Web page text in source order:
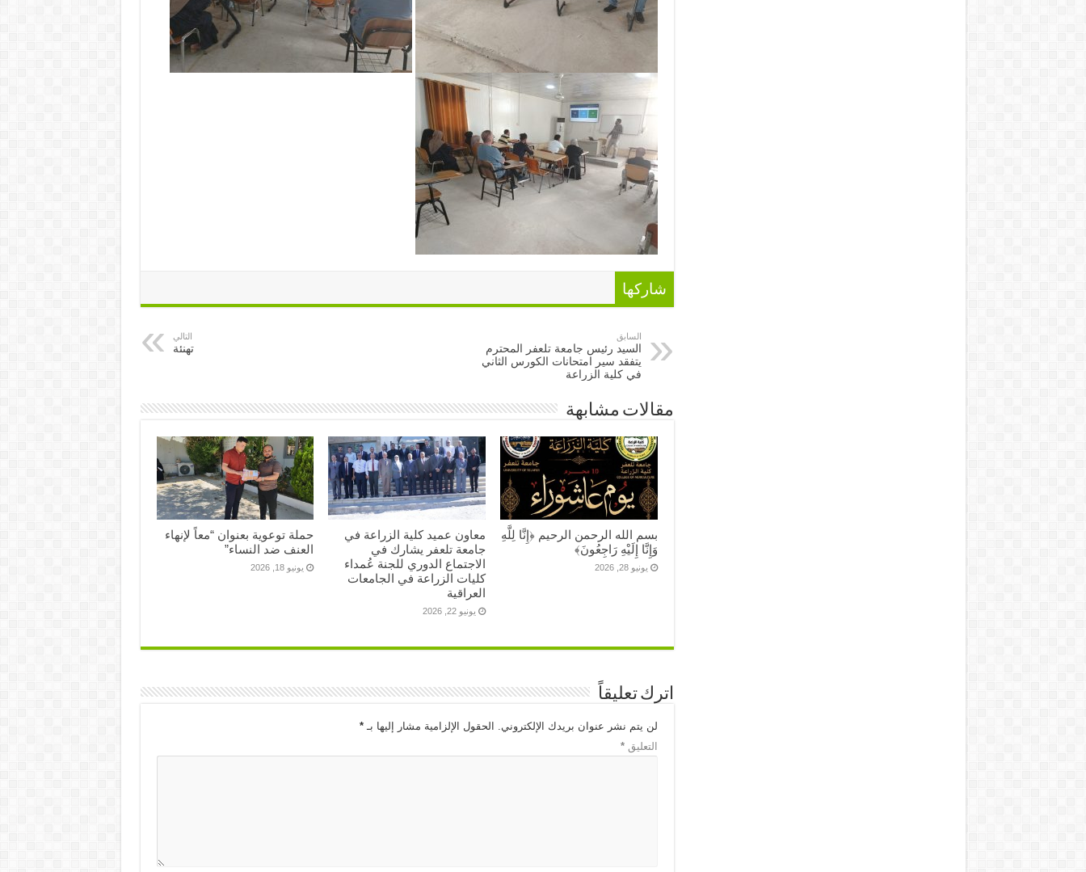
شاركها
السابق
السيد رئيس جامعة تلعفر المحترم
يتفقد سير امتحانات الكورس الثاني
في كلية الزراعة
التالي
تهنئة
مقالات مشابهة
بسم الله الرحمن الرحيم ﴿إِنَّا لِلَّهِ
وَإِنَّا إِلَيْهِ رَاجِعُونَ﴾
يونيو 28, 2026
معاون عميد كلية الزراعة في
جامعة تلعفر يشارك في
الاجتماع الدوري للجنة عُمداء
كليات الزراعة في الجامعات
العراقية
يونيو 22, 2026
حملة توعوية بعنوان “معاً لإنهاء
العنف ضد النساء”
يونيو 18, 2026
اترك تعليقاً
لن يتم نشر عنوان بريدك الإلكتروني. الحقول الإلزامية مشار إليها بـ*
التعليق*